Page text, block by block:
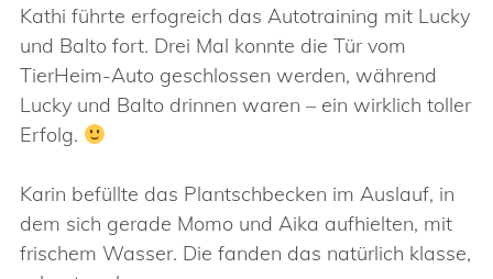
Kathi führte erfogreich das Autotraining mit Lucky
und Balto fort. Drei Mal konnte die Tür vom
TierHeim-Auto geschlossen werden, während
Lucky und Balto drinnen waren – ein wirklich toller
Erfolg.
Karin befüllte das Plantschbecken im Auslauf, in
dem sich gerade Momo und Aika aufhielten, mit
frischem Wasser. Die fanden das natürlich klasse,